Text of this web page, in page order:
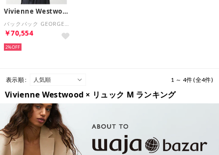
Vivienne Westwood
￥70,554
2%
表示順 : 1 ～ 4件 (全4件)
Vivienne Westwood × リュック M ランキング